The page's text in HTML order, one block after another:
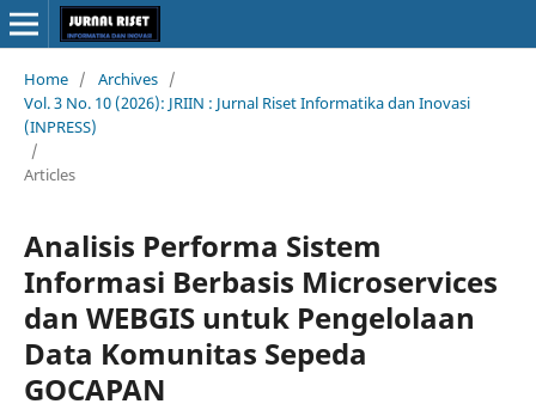
Home / Archives /
Vol. 3 No. 10 (2026): JRIIN : Jurnal Riset Informatika dan Inovasi
(INPRESS)
/
Articles
Analisis Performa Sistem
Informasi Berbasis Microservices
dan WEBGIS untuk Pengelolaan
Data Komunitas Sepeda
GOCAPAN